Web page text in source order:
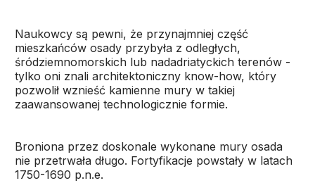
Naukowcy są pewni, że przynajmniej część
mieszkańców osady przybyła z odległych,
śródziemnomorskich lub nadadriatyckich terenów -
tylko oni znali architektoniczny know-how, który
pozwolił wznieść kamienne mury w takiej
zaawansowanej technologicznie formie.
Broniona przez doskonale wykonane mury osada
nie przetrwała długo. Fortyfikacje powstały w latach
1750-1690 p.n.e.